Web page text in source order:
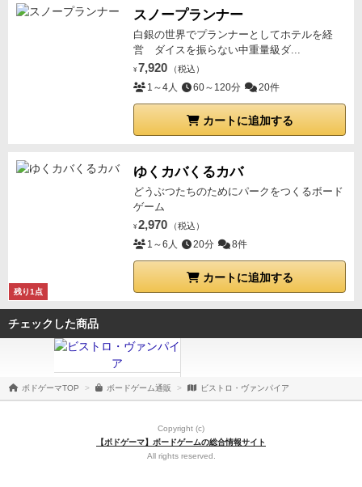
スノープランナー
白銀の世界でプランナーとしてホテルを経
営 ダイスを振らない中重量級ダ...
¥ 7,920 （税込）
1～4人 60～120分 20件
カートに追加する
残り1点
ゆくカバくるカバ
どうぶつたちのためにパークをつくるボード
ゲーム
¥ 2,970 （税込）
1～6人 20分 8件
カートに追加する
チェックした商品
ボドゲーマTOP ボードゲーム通販 ビストロ・ヴァンパイア
Copyright (c)
【ボドゲーマ】ボードゲームの総合情報サイト
All rights reserved.